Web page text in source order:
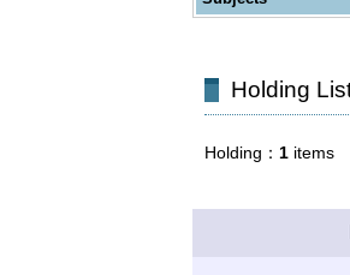
Holding
Holding 1 items